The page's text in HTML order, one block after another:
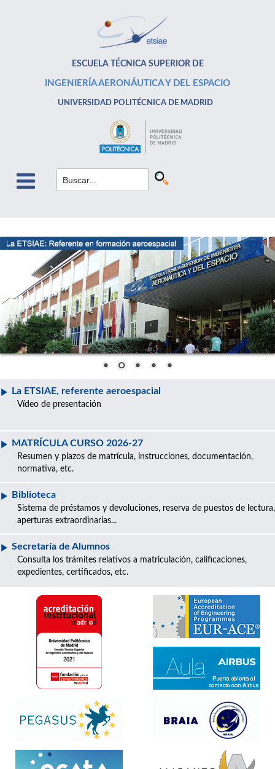
ESCUELA TÉCNICA SUPERIOR DE
INGENIERÍA AERONÁUTICA Y DEL ESPACIO
UNIVERSIDAD POLITÉCNICA DE MADRID
La ETSIAE, referente aeroespacial
Vídeo de presentación
MATRÍCULA CURSO 2026-27
Resumen y plazos de matrícula, instrucciones, documentación,
normativa, etc.
Biblioteca
Sistema de préstamos y devoluciones, reserva de puestos de lectura,
aperturas extraordinarias...
Secretaría de Alumnos
Consulta los trámites relativos a matriculación, calificaciones,
expedientes, certificados, etc.